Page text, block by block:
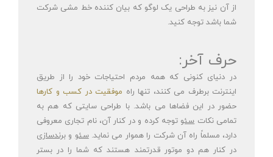
از آن نیز به طراحی یک لوگو که بیان کننده خط مشی شرکت
شما باشد توجه کنید.
حرف آخر:
در دنیای کنونی که همه مردم احتیاجات خود را از طریق
اینترنت برطرف می کنند، تنها راه موفقیت در کسب و کارها
حضور در این فضاها می باشد. با طراحی سایتی که هم به
تمامی نکاتسئو توجه کرده و در کنار آن، نام تجاری معروفی
دارد، مسلماً راه آن شرکت را هموار می نماید.سئوو برندسازی
در کنار هم دو موتور قدرتمند هستند که شما را در بستر